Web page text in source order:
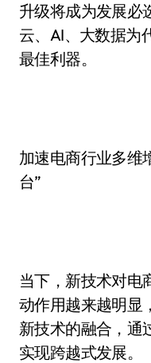
升级将成为发展必
云、AI、大数据为
最佳利器。
加速电商行业多维
台”
当下，新技术对电
动作用越来越明显
新技术的融合，通
实现跨越式发展。